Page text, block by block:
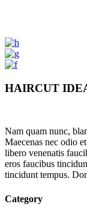
HAIRCUT
Nam quam nunc,
Maecenas nec odio
libero venenatis
eros faucibus
tincidunt tempus.
Category